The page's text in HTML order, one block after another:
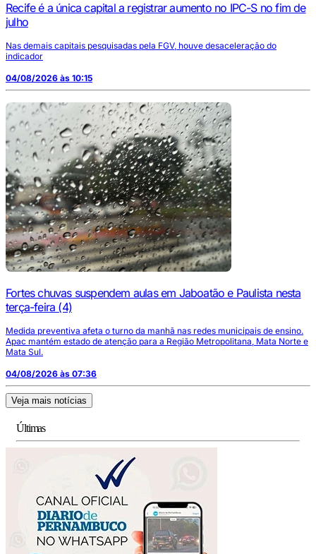
Recife é a única capital a registrar aumento no IPC-S no fim de
julho
Nas demais capitais pesquisadas pela FGV, houve desaceleração do
indicador
04/08/2026 às 10:15
Fortes chuvas suspendem aulas em Jaboatão e Paulista nesta
terça-feira (4)
Medida preventiva afeta o turno da manhã nas redes municipais de ensino.
Apac mantém estado de atenção para a Região Metropolitana, Mata Norte e
Mata Sul.
04/08/2026 às 07:36
Veja mais notícias
Últimas